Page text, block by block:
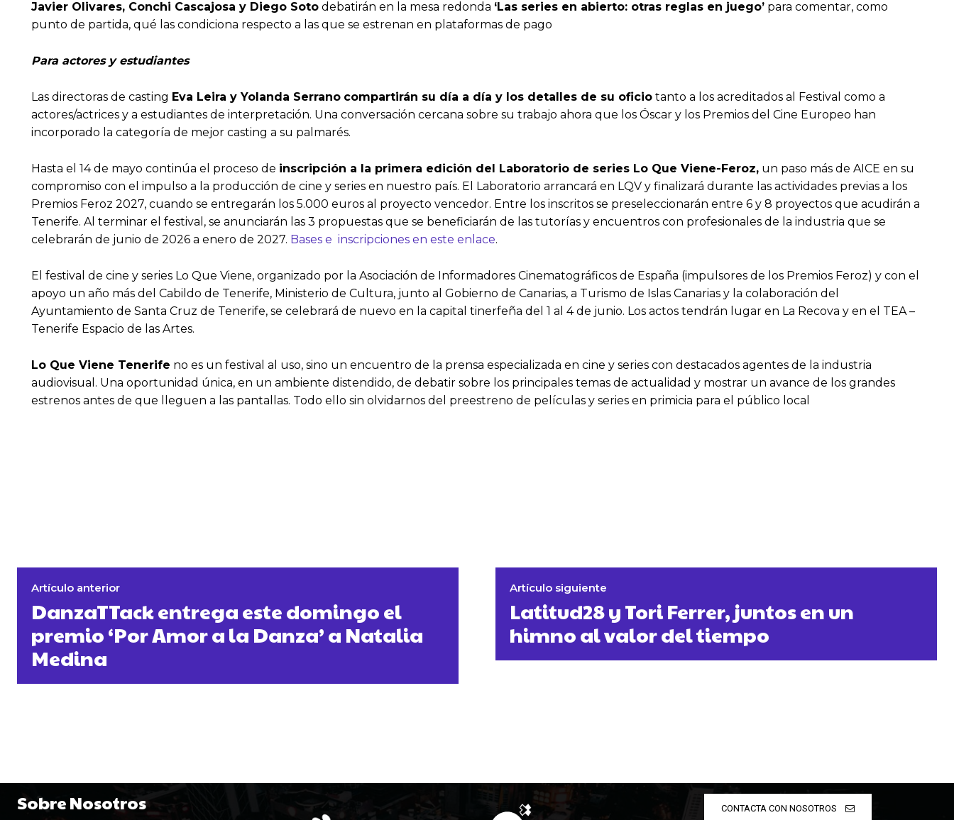
Javier Olivares, Conchi Cascajosa y Diego Soto debatirán en la mesa redonda ‘Las series en abierto: otras reglas en juego’ para comentar, como
punto de partida, qué las condiciona respecto a las que se estrenan en plataformas de pago
Para actores y estudiantes
Las directoras de casting Eva Leira y Yolanda Serrano compartirán su día a día y los detalles de su oficio tanto a los acreditados al Festival como a
actores/actrices y a estudiantes de interpretación. Una conversación cercana sobre su trabajo ahora que los Óscar y los Premios del Cine Europeo han
incorporado la categoría de mejor casting a su palmarés.
Hasta el 14 de mayo continúa el proceso de inscripción a la primera edición del Laboratorio de series Lo Que Viene-Feroz, un paso más de AICE en su
compromiso con el impulso a la producción de cine y series en nuestro país. El Laboratorio arrancará en LQV y finalizará durante las actividades previas a los
Premios Feroz 2027, cuando se entregarán los 5.000 euros al proyecto vencedor. Entre los inscritos se preseleccionarán entre 6 y 8 proyectos que acudirán a
Tenerife. Al terminar el festival, se anunciarán las 3 propuestas que se beneficiarán de las tutorías y encuentros con profesionales de la industria que se
celebrarán de junio de 2026 a enero de 2027. Bases e inscripciones en este enlace.
El festival de cine y series Lo Que Viene, organizado por la Asociación de Informadores Cinematográficos de España (impulsores de los Premios Feroz) y con el
apoyo un año más del Cabildo de Tenerife, Ministerio de Cultura, junto al Gobierno de Canarias, a Turismo de Islas Canarias y la colaboración del
Ayuntamiento de Santa Cruz de Tenerife, se celebrará de nuevo en la capital tinerfeña del 1 al 4 de junio. Los actos tendrán lugar en La Recova y en el TEA –
Tenerife Espacio de las Artes.
Lo Que Viene Tenerife no es un festival al uso, sino un encuentro de la prensa especializada en cine y series con destacados agentes de la industria
audiovisual. Una oportunidad única, en un ambiente distendido, de debatir sobre los principales temas de actualidad y mostrar un avance de los grandes
estrenos antes de que lleguen a las pantallas. Todo ello sin olvidarnos del preestreno de películas y series en primicia para el público local
Artículo anterior
DanzaTTack entrega este domingo el
premio ‘Por Amor a la Danza’ a Natalia
Medina
Artículo siguiente
Latitud28 y Tori Ferrer, juntos en un
himno al valor del tiempo
Sobre Nosotros CONTACTA CON NOSOTROS